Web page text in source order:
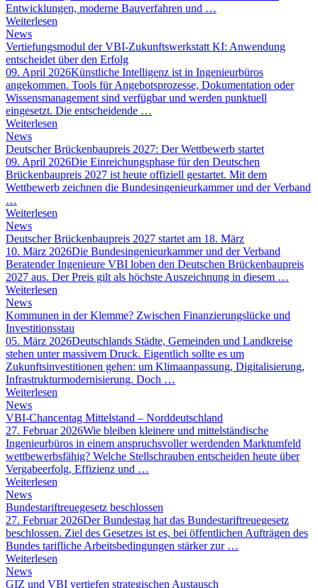
Entwicklungen, moderne Bauverfahren und …
Weiterlesen
News
Vertiefungsmodul der VBI-Zukunftswerkstatt KI: Anwendung
entscheidet über den Erfolg
09. April 2026Künstliche Intelligenz ist in Ingenieurbüros
angekommen. Tools für Angebotsprozesse, Dokumentation oder
Wissensmanagement sind verfügbar und werden punktuell
eingesetzt. Die entscheidende …
Weiterlesen
News
Deutscher Brückenbaupreis 2027: Der Wettbewerb startet
09. April 2026Die Einreichungsphase für den Deutschen
Brückenbaupreis 2027 ist heute offiziell gestartet. Mit dem
Wettbewerb zeichnen die Bundesingenieurkammer und der Verband
…
Weiterlesen
News
Deutscher Brückenbaupreis 2027 startet am 18. März
10. März 2026Die Bundesingenieurkammer und der Verband
Beratender Ingenieure VBI loben den Deutschen Brückenbaupreis
2027 aus. Der Preis gilt als höchste Auszeichnung in diesem …
Weiterlesen
News
Kommunen in der Klemme? Zwischen Finanzierungslücke und
Investitionsstau
05. März 2026Deutschlands Städte, Gemeinden und Landkreise
stehen unter massivem Druck. Eigentlich sollte es um
Zukunftsinvestitionen gehen: um Klimaanpassung, Digitalisierung,
Infrastrukturmodernisierung. Doch …
Weiterlesen
News
VBI-Chancentag Mittelstand – Norddeutschland
27. Februar 2026Wie bleiben kleinere und mittelständische
Ingenieurbüros in einem anspruchsvoller werdenden Marktumfeld
wettbewerbsfähig? Welche Stellschrauben entscheiden heute über
Vergabeerfolg, Effizienz und …
Weiterlesen
News
Bundestariftreuegesetz beschlossen
27. Februar 2026Der Bundestag hat das Bundestariftreuegesetz
beschlossen. Ziel des Gesetzes ist es, bei öffentlichen Aufträgen des
Bundes tarifliche Arbeitsbedingungen stärker zur …
Weiterlesen
News
GIZ und VBI vertiefen strategischen Austausch